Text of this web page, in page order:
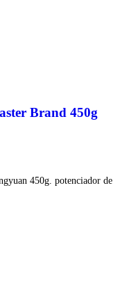
Brand 450g
450g. potenciador de